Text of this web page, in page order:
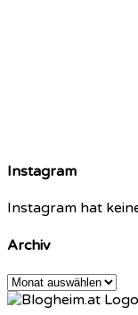
Instagram
Instagram hat
Archiv
Archiv